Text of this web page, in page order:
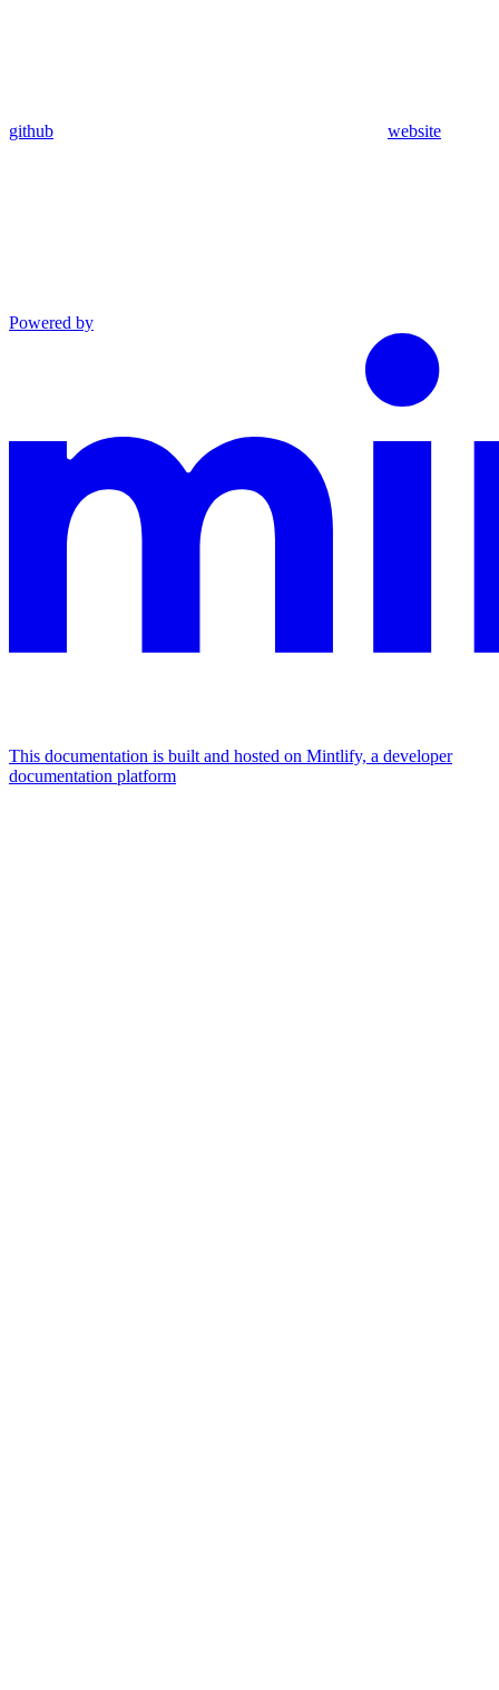
github website
Powered by
This documentation is built and hosted on Mintlify, a developer
documentation platform